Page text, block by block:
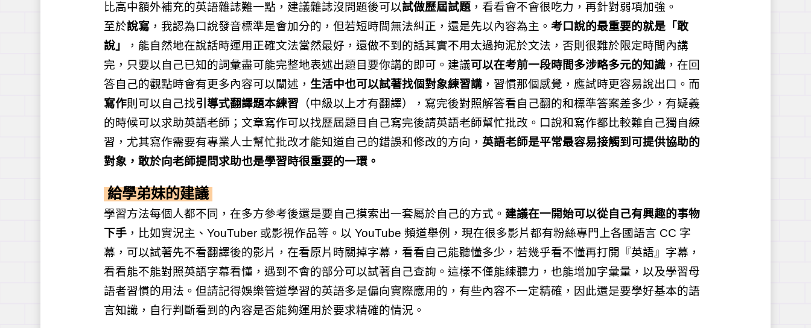
比高中額外補充的英語雜誌難一點，建議雜誌沒問題後可以試做歷屆試題 ，看看會不會很吃力，再針對弱項加強。
至於說寫 ，我認為口說發音標準是會加分的，但若短時間無法糾正，還是先以內容為主。 考口說的最重要的就是「敢
說」
，能自然地在說話時運用正確文法當然最好，還做不到的話其實不用太過拘泥於文法，否則很難於限定時間內講
完，只要以自己已知的詞彙盡可能完整地表述出題目要你講的即可。建議可以在考前一段時間多涉略多元的知識 ，在回
答自己的觀點時會有更多內容可以闡述， 生活中也可以試著找個對象練習講 ，習慣那個感覺，應試時更容易說出口。而
寫作則可以自己找引導式翻譯題本練習 （中級以上才有翻譯），寫完後對照解答看自己翻的和標準答案差多少，有疑義
的時候可以求助英語老師；文章寫作可以找歷屆題目自己寫完後請英語老師幫忙批改。口說和寫作都比較難自己獨自練
習，尤其寫作需要有專業人士幫忙批改才能知道自己的錯誤和修改的方向， 英語老師是平常最容易接觸到可提供協助的
對象，敢於向老師提問求助也是學習時很重要的一環。
給學弟妹的建議
學習方法每個人都不同，在多方參考後還是要自己摸索出一套屬於自己的方式。 建議在一開始可以從自己有興趣的事物
下手 ，比如實況主、YouTuber 或影視作品等。以 YouTube 頻道舉例，現在很多影片都有粉絲專門上各國語言 CC 字
幕，可以試著先不看翻譯後的影片，在看原片時關掉字幕，看看自己能聽懂多少，若幾乎看不懂再打開『英語』字幕，
看看能不能對照英語字幕看懂，遇到不會的部分可以試著自己查詢。這樣不僅能練聽力，也能增加字彙量，以及學習母
語者習慣的用法。但請記得娛樂管道學習的英語多是偏向實際應用的，有些內容不一定精確，因此還是要學好基本的語
言知識，自行判斷看到的內容是否能夠運用於要求精確的情況。